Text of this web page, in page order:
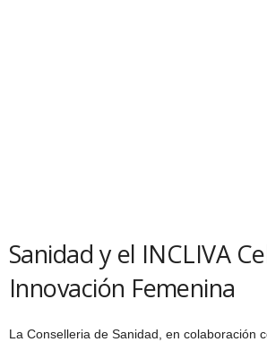
Sanidad y el INCLIVA
Innovación Femenina
La Conselleria de Sanidad, en colaboración